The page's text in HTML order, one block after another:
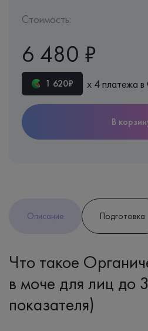
Стоимость:
6 480 ₽
1 620₽ х 4 платежа в
В
Описание Подготовка
Что такое
в моче для лиц до
показателя)